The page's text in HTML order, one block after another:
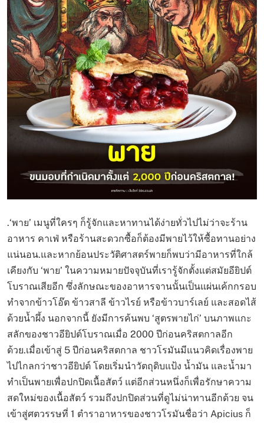
.‘พาย’ เมนูที่ใครๆ ก็รู้จักและหาทานได้ง่ายทั่วไปไม่ว่าจะร้าน
อาหาร คาเฟ่ หรือร้านสะดวกซื้อก็ต้องมีพายไว้ให้ซื้อทานอย่าง
แน่นอน.และหากย้อนประวัติศาสตร์พายก็พบว่ามีอาหารที่ใกล้
เคียงกับ ‘พาย’ ในความหมายปัจจุบันที่เรารู้จักตั้งแต่สมัยอียิปต์
โบราณเสียอีก ซึ่งลักษณะของอาหารจานนั้นเป็นแผ่นเค้กกรอบ
ทำจากข้าวโอ๊ต ข้าวสาลี ข้าวไรย์ หรือข้าวบาร์เลย์ และสอดไส้
ด้วยน้ำผึ้ง นอกจากนี้ ยังมีการค้นพบ ‘สูตรพายไก่’ บนภาพแกะ
สลักของชาวอียิปต์โบราณเมื่อ 2000 ปีก่อนคริสตกาลอีก
ด้วย.เมื่อเข้าสู่ 5 ปีก่อนคริสตกาล ชาวโรมันมีแนวคิดเรื่องพาย
ไปไกลกว่าชาวอียิปต์ โดยเริ่มนำวัตถุดิบแป้ง น้ำมัน และน้ำมา
ทำเป็นพายเพื่อปกปิดเนื้อสัตว์ แต่อีกส่วนหนึ่งก็เพื่อรักษาความ
สดใหม่ของเนื้อสัตว์ รวมถึงปกปิดส่วนที่ดูไม่น่าทานอีกด้วย จน
เข้าสู่ศตวรรษที่ 1 ตำราอาหารของชาวโรมันชื่อว่า Apicius ก็